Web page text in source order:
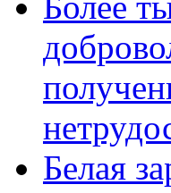
Белая